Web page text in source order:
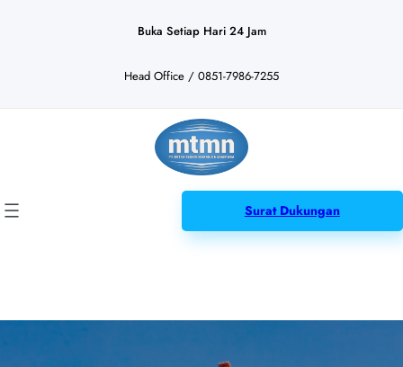
Buka Setiap Hari 24 Jam
Head Office / 0851-7986-7255
Surat Dukungan